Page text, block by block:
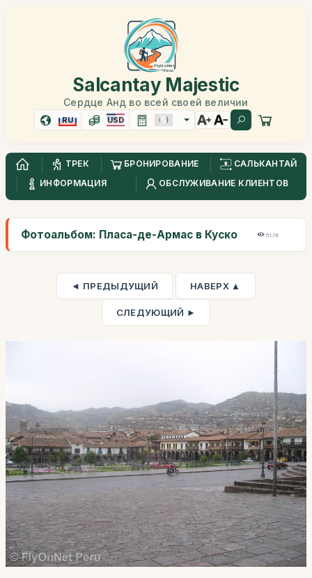
Salcantay Majestic
Сердце Анд во всей своей величии
RU USD
ТРЕК БРОНИРОВАНИЕ
САЛЬКАНТАЙ
ИНФОРМАЦИЯ
ОБСЛУЖИВАНИЕ КЛИЕНТОВ
Фотоальбом: Пласа-де-Армас в Куско 51,1K
◄ ПРЕДЫДУЩИЙ НАВЕРХ ▲
СЛЕДУЮЩИЙ ►